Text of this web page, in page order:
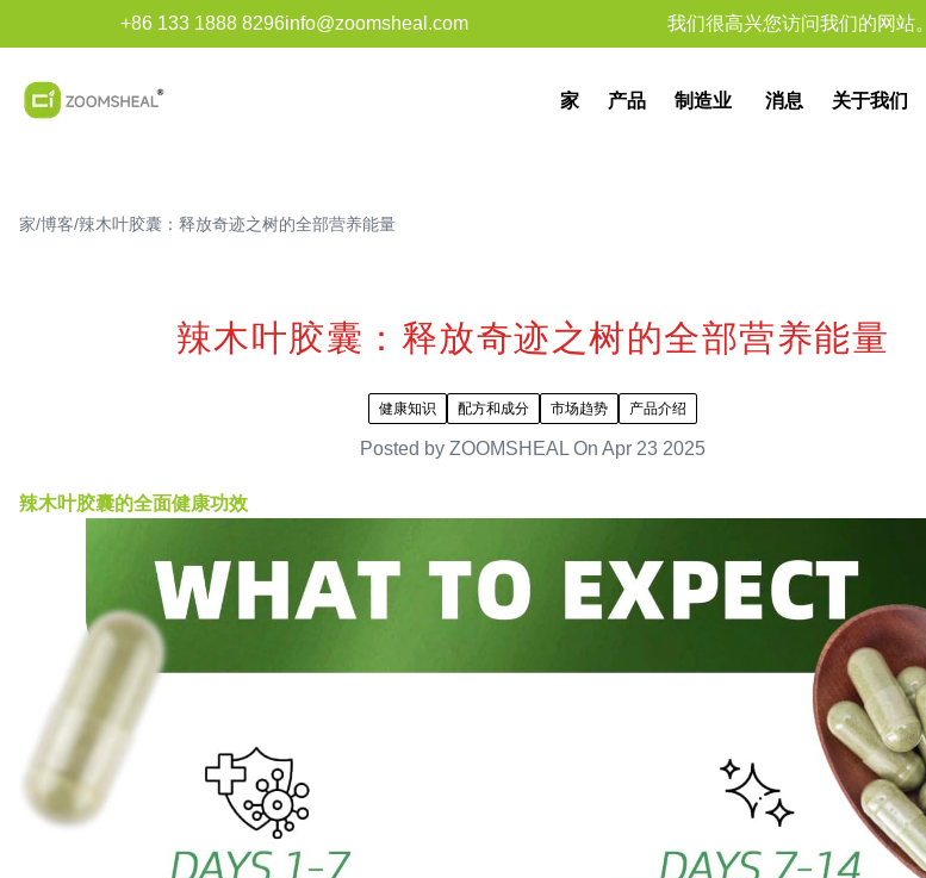
+86 133 1888 8296info@zoomsheal.com 我们很高兴您访问我们的网站。
家 产品 制造业 消息 关于我们
家/博客/辣木叶胶囊：释放奇迹之树的全部营养能量
辣木叶胶囊：释放奇迹之树的全部营养能量
健康知识 配方和成分 市场趋势 产品介绍
Posted by ZOOMSHEAL On Apr 23 2025
辣木叶胶囊的全面健康功效